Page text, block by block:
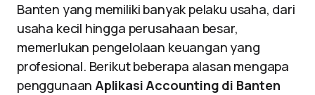
Banten yang memiliki banyak pelaku usaha, dari
usaha kecil hingga perusahaan besar,
memerlukan pengelolaan keuangan yang
profesional. Berikut beberapa alasan mengapa
penggunaanAplikasi Accounting di Banten